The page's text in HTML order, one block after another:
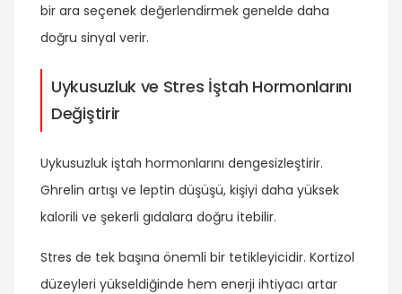
bir ara seçenek değerlendirmek genelde daha
doğru sinyal verir.
Uykusuzluk ve Stres İştah Hormonlarını
Değiştirir
Uykusuzluk iştah hormonlarını dengesizleştirir.
Ghrelin artışı ve leptin düşüşü, kişiyi daha yüksek
kalorili ve şekerli gıdalara doğru itebilir.
Stres de tek başına önemli bir tetikleyicidir. Kortizol
düzeyleri yükseldiğinde hem enerji ihtiyacı artar